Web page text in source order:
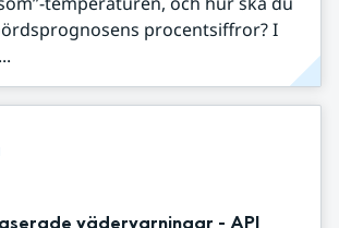
procentsiffror? I